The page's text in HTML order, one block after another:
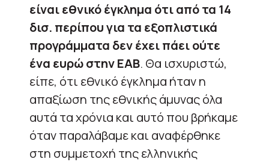
είναι εθνικό έγκλημα ότι από τα 14
δισ. περίπου για τα εξοπλιστικά
προγράμματα δεν έχει πάει ούτε
ένα ευρώ στην ΕΑΒ. Θα ισχυριστώ,
είπε, ότι εθνικό έγκλημα ήταν η
απαξίωση της εθνικής άμυνας όλα
αυτά τα χρόνια και αυτό που βρήκαμε
όταν παραλάβαμε και αναφέρθηκε
στη συμμετοχή της ελληνικής